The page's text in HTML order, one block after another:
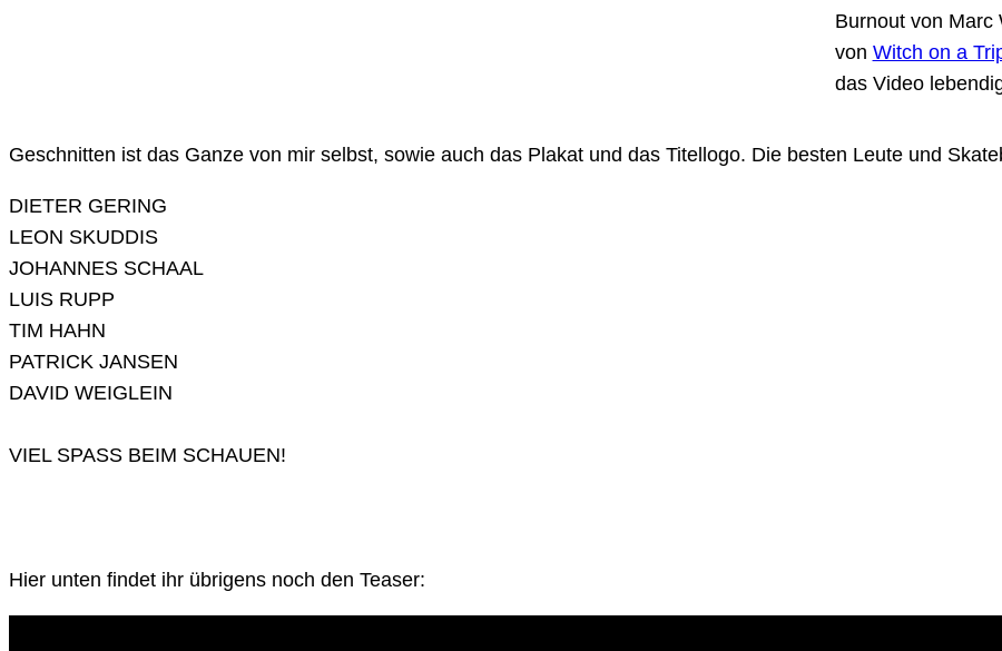
Burnout von Marc
von Witch on a
das Video
Geschnitten ist das Ganze von mir selbst, sowie auch das Plakat und das Titellogo. Die besten Leute und
DIETER GERING
LEON SKUDDIS
JOHANNES SCHAAL
LUIS RUPP
TIM HAHN
PATRICK JANSEN
DAVID WEIGLEIN
VIEL SPASS BEIM SCHAUEN!
Hier unten findet ihr übrigens noch den Teaser: